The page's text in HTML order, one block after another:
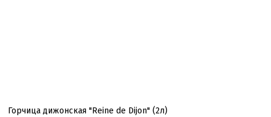
Горчица дижонская "Reine de Dijon" (2л)